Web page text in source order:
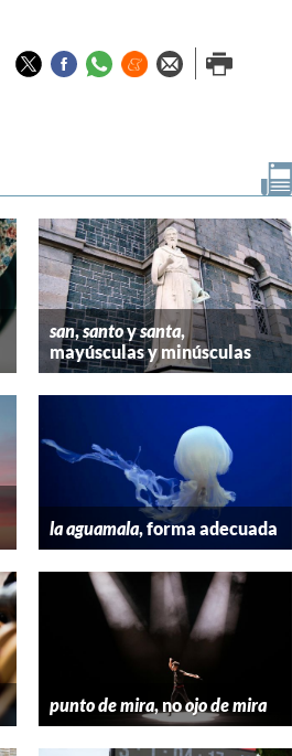
TwitterFacebook
Whatsapp
Menéame
Enviar porImprimir
san,santoysanta,
mayúsculas y minúsculas
la aguamala, forma adecuada
punto de mira, noojo de mira